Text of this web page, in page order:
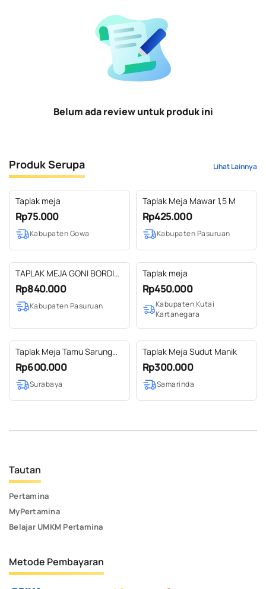
Belum ada review untuk produk ini
Produk Serupa Lihat Lainnya
Taplak meja
Rp75.000
Kabupaten Gowa
Taplak Meja Mawar 1,5 M
Rp425.000
Kabupaten Pasuruan
TAPLAK MEJA GONI BORDIR
ANGGREK 3 m
Rp840.000
Kabupaten Pasuruan
Taplak meja
Rp450.000
Kabupaten Kutai
Kartanegara
Taplak Meja Tamu Sarung
Bantal Sofa Sulam Rantai
Rp600.000
Surabaya
Taplak Meja Sudut Manik
Rp300.000
Samarinda
Tautan
Pertamina
MyPertamina
Belajar UMKM Pertamina
Metode Pembayaran